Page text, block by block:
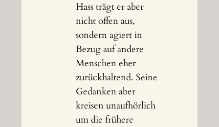
Hass trägt er aber
nicht offen aus,
sondern agiert in
Bezug auf andere
Menschen eher
zurückhaltend. Seine
Gedanken aber
kreisen unaufhörlich
um die frühere